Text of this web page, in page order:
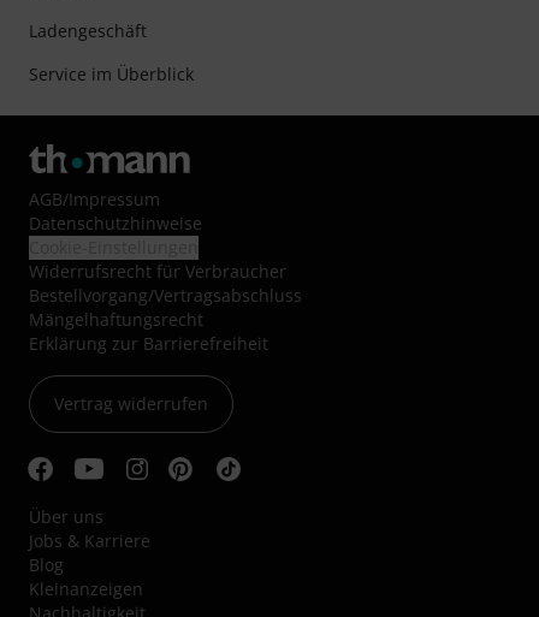
Ladengeschäft
Service im Überblick
AGB/Impressum
Datenschutzhinweise
Widerrufsrecht für Verbraucher
Bestellvorgang/Vertragsabschluss
Mängelhaftungsrecht
Erklärung zur Barrierefreiheit
Vertrag widerrufen
Über uns
Jobs & Karriere
Blog
Kleinanzeigen